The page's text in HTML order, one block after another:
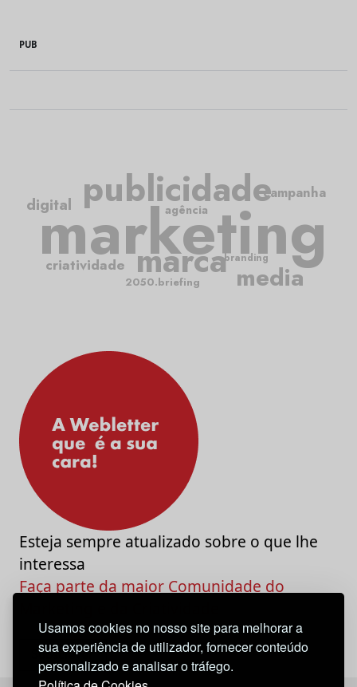
Usamos cookies no nosso site para melhorar a
sua experiência de utilizador, fornecer conteúdo
personalizado e analisar o tráfego.
PUB
marketing
publicidade
marca
criatividade
campanha
media
agência
digital
2050.briefing
branding
Esteja sempre atualizado sobre o que lhe
interessa
Faça parte da maior Comunidade do